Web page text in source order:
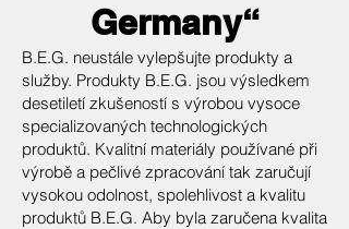
Germany“
B.E.G. neustále vylepšujte produkty a
služby. Produkty B.E.G. jsou výsledkem
desetiletí zkušeností s výrobou vysoce
specializovaných technologických
produktů. Kvalitní materiály používané při
výrobě a pečlivé zpracování tak zaručují
vysokou odolnost, spolehlivost a kvalitu
produktů B.E.G. Aby byla zaručena kvalita